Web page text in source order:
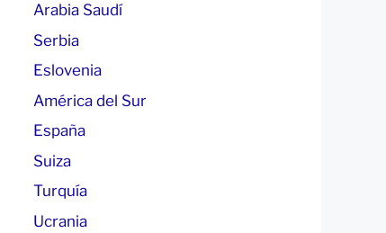
Arabia Saudí
Serbia
Eslovenia
América del Sur
España
Suiza
Turquía
Ucrania